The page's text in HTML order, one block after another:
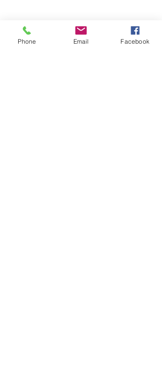
Στο σπίτι τι μπορεί να γίνει:
Οι ακόλουθες θεραπείες σας
Phone Email Facebook